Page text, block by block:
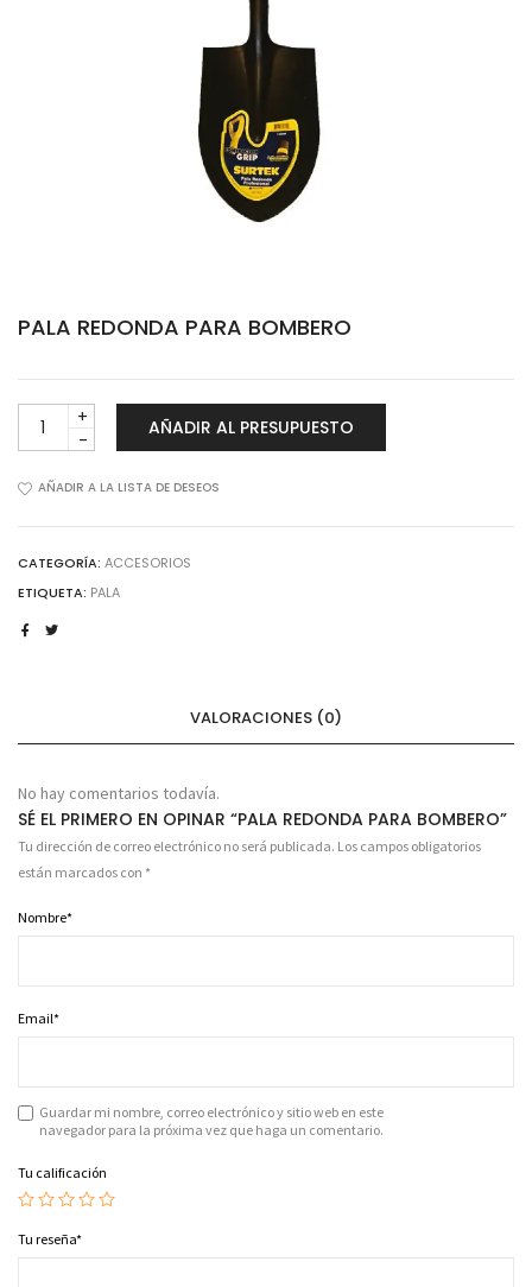
PALA REDONDA PARA BOMBERO
PALA
REDONDA
BOMBERO
AÑADIR AL PRESUPUESTO
AÑADIR A LA LISTA DE DESEOS
CATEGORÍA: ACCESORIOS
ETIQUETA: PALA
VALORACIONES (0)
No hay comentarios todavía.
SÉ EL PRIMERO EN OPINAR “PALA REDONDA PARA BOMBERO”
Tu dirección de correo electrónico no será publicada. Los campos obligatorios
están marcados con *
Nombre*
Email*
Guardar mi nombre, correo electrónico y sitio web en este
navegador para la próxima vez que haga un comentario.
Tu calificación
Tu reseña*